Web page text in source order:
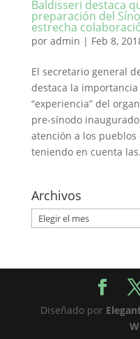
Baldisseri destaca
preparación del
estrecha
por admin | Feb 8,
El secretario general
destaca la
“experiencia” del
pre-sínodo
atención a los
teniendo en cuenta
Archivos
Archivos
Diseñado por